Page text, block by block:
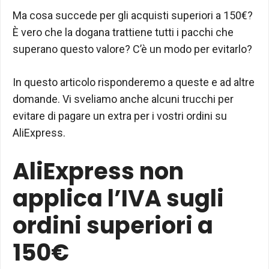
Ma cosa succede per gli acquisti superiori a 150€?
È vero che la dogana trattiene tutti i pacchi che
superano questo valore? C’è un modo per evitarlo?
In questo articolo risponderemo a queste e ad altre
domande. Vi sveliamo anche alcuni trucchi per
evitare di pagare un extra per i vostri ordini su
AliExpress.
AliExpress non
applica l’IVA sugli
ordini superiori a
150€